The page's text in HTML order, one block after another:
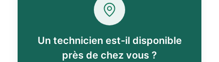
Un technicien est-il disponible
près de chez vous ?